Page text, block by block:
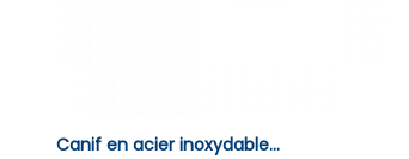
Canif en acier inoxydable...